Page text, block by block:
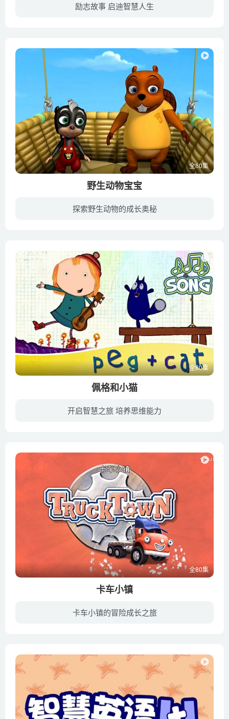
励志故事 启迪智慧人生
全80集
野生动物宝宝
探索野生动物的成长奥秘
全80集
佩格和小猫
开启智慧之旅 培养思维能力
全80集
卡车小镇
卡车小镇的冒险成长之旅